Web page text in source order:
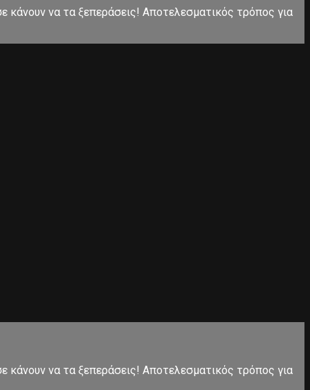
κάνουν να τα ξεπεράσεις! Αποτελεσματικός τρόπος για
κάνουν να τα ξεπεράσεις! Αποτελεσματικός τρόπος για